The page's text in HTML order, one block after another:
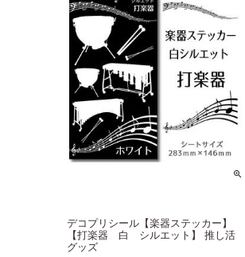
デコプリシール【楽器ステッカー】
【打楽器 白 シルエット】 推し活
グッズ